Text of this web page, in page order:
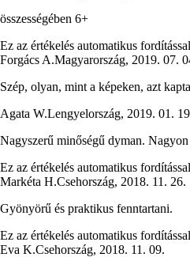
összességében 6+
Ez az értékelés automatikus
Forgács A.Magyarország, 2019. 07.
Szép, olyan, mint a képeken, azt
Agata W.Lengyelország, 2019. 01.
Nagyszerű minőségű dyman. Nagyon
Ez az értékelés automatikus
Markéta H.Csehország, 2018. 11. 26.
Gyönyörű és praktikus fenntartani.
Ez az értékelés automatikus
Eva K.Csehország, 2018. 11. 09.